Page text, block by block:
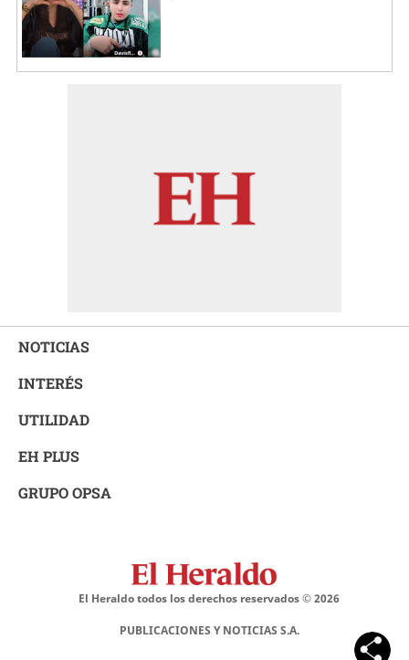
NOTICIAS
INTERÉS
UTILIDAD
EH PLUS
GRUPO OPSA
El Heraldo todos los derechos reservados ©2026
PUBLICACIONES Y NOTICIAS S.A.